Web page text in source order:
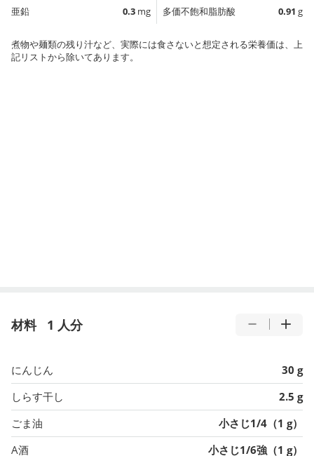
亜鉛
0.3 mg
多価不飽和脂肪酸
0.91 g
煮物や麺類の残り汁など、実際には食さないと想定される栄養価は、上
記リストから除いてあります。
材料 1 人分
にんじん
30 g
しらす干し
2.5 g
ごま油
小さじ1/4（1 g）
A酒
小さじ1/6強（1 g）